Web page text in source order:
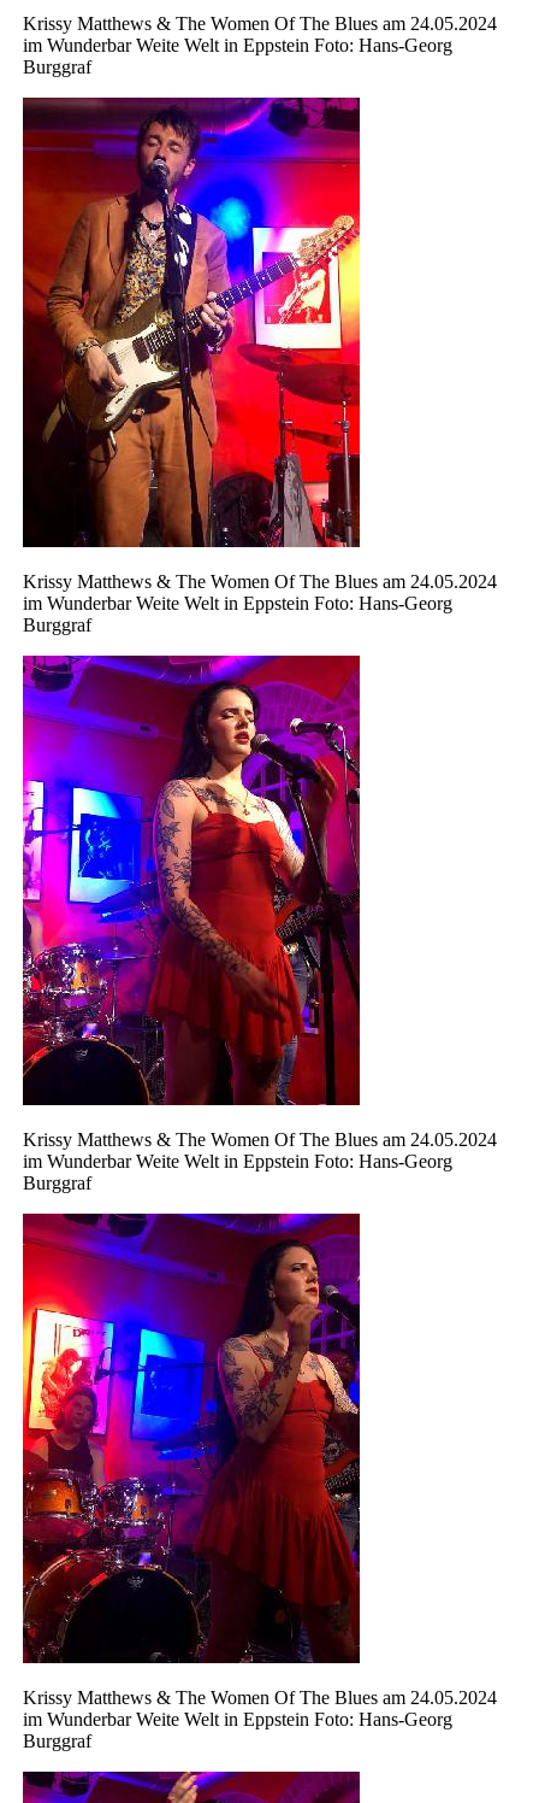
Krissy Matthews & The Women Of The Blues am 24.05.2024
im Wunderbar Weite Welt in Eppstein Foto: Hans-Georg
Burggraf
Krissy Matthews & The Women Of The Blues am 24.05.2024
im Wunderbar Weite Welt in Eppstein Foto: Hans-Georg
Burggraf
Krissy Matthews & The Women Of The Blues am 24.05.2024
im Wunderbar Weite Welt in Eppstein Foto: Hans-Georg
Burggraf
Krissy Matthews & The Women Of The Blues am 24.05.2024
im Wunderbar Weite Welt in Eppstein Foto: Hans-Georg
Burggraf